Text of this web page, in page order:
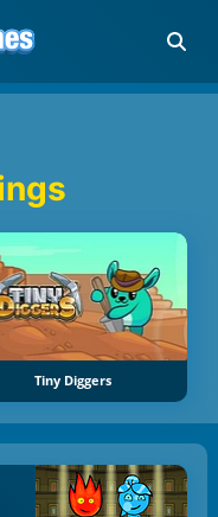
Tiny Diggers